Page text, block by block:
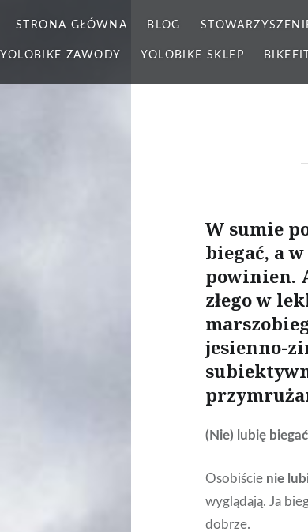
STRONA GŁÓWNA BLOG
YOLOBIKE ZAWODY YOLOBIKE SKLEP
W sumie
biegać, a
powinien.
złego w
jesienno-
(Nie) lubię
Osobiście nie
wyglądają. Ja
dobrze.